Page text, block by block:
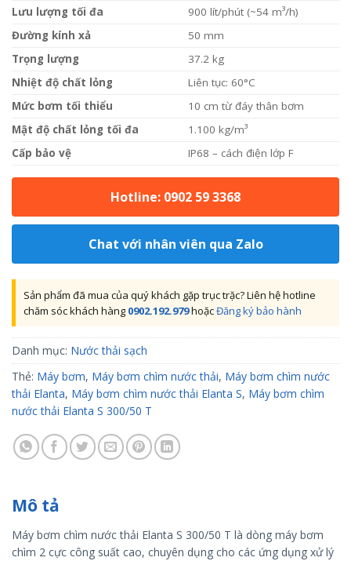
Lưu lượng tối đa
900 lít/phút (~54 m³/h)
Đường kính xả
50 mm
Trọng lượng
37.2 kg
Nhiệt độ chất lỏng
Liên tục: 60°C
Mức bơm tối thiểu
10 cm từ đáy thân bơm
Mật độ chất lỏng tối đa
1.100 kg/m³
Cấp bảo vệ
IP68 – cách điện lớp F
Hotline: 0902 59 3368
Chat với nhân viên qua Zalo
Sản phẩm đã mua của quý khách gặp trục trặc? Liên hệ hotline
chăm sóc khách hàng 0902.192.979hoặcĐăng ký bảo hành
Danh mục: Nước thải sạch
Thẻ: Máy bơm, Máy bơm chìm nước thải, Máy bơm chìm nước
thải Elanta, Máy bơm chìm nước thải Elanta S, Máy bơm chìm
nước thải Elanta S 300/50 T
Mô tả
Máy bơm chìm nước thải Elanta S 300/50 T là dòng máy bơm
chìm 2 cực công suất cao, chuyên dụng cho các ứng dụng xử lý